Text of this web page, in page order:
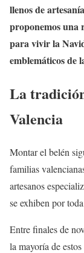
llenos de
proponemos una
para vivir la
emblemáticos de
La
Valencia
Montar el belén
familias
artesanos
se exhiben por
Entre finales de
la mayoría de